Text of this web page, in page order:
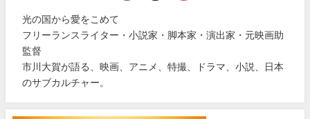
光の国から愛をこめて
フリーランスライター・小説家・脚本家・演出家・元映画助
監督
市川大賀が語る、映画、アニメ、特撮、ドラマ、小説、日本
のサブカルチャー。